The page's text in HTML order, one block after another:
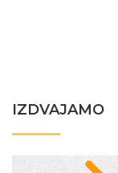
IZDVAJAMO